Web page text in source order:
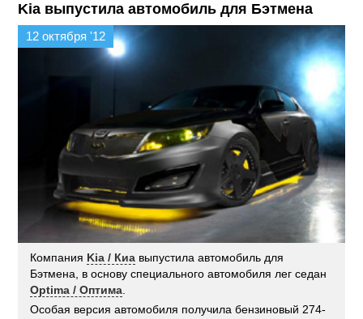
Kia выпустила автомобиль для Бэтмена
12 октября '12
Компания Kia / Киа выпустила автомобиль для
Бэтмена, в основу специального автомобиля лег седан
Optima / Оптима
Особая версия автомобиля получила бензиновый 274-